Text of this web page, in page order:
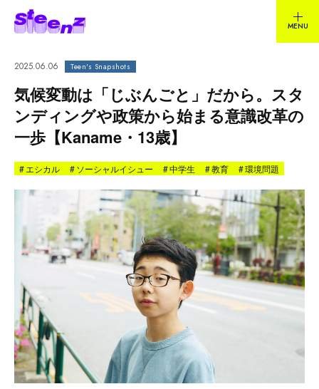
2025.06.06 Teen's Snapshots
気候変動は「じぶんごと」だから。スタ
ンディングや政策から始まる意識改革の
一歩【Kaname・13歳】
#エシカル #ソーシャルイシュー #中学生 #教育 #環境問題